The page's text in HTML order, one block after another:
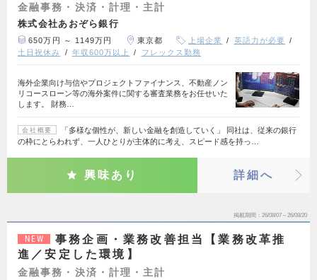
金融事務・決済・計理・主計
株式会社あおぞら銀行
650万円 ～ 1149万円 東京都 上場企業
英語力が必要
土日祝休み
年収600万以上 フレックス勤務
海外企業向け与信やプロジェクトファイナンス、不動産ノン
リコースローン等の海外案件に関する審査業務をお任せいた
します。 財務…
会社概要
「多様な個性が、新しい金融を創造していく」 同社は、従来の銀行
の枠にとらわれず、一人ひとりが主体的に考え、スピード感を持っ…
興味あり 詳細へ
掲載期間 26/08/07～26/08/20
NEW
事務企画・業務改善担当【業務改革推
進／安定した環境】
金融事務・決済・計理・主計